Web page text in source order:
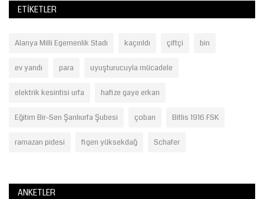
ETIKETLER
Alanya Milli Egemenlik Stadı kaçırıldı çiftçi bin
ev yandı para uyuşturucuyla mücadele
elektrik kesintisi urfa hafize gaye erkan
Eğitim Bir-Sen Şanlıurfa Şubesi çoban Bitlis 1916 FSK
ramazan pidesi figen yüksekdağ Schafer
ANKETLER